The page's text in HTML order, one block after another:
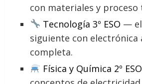
con materiales y proceso
Tecnología 3º ESO —
siguiente con electrónica
completa.
Física y Química 2º ESO